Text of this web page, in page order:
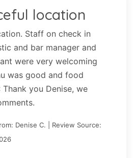
location
Staff on check in
and bar manager and
were very welcoming
was good and food
Thank you Denise, we
Denise C. | Review Source: